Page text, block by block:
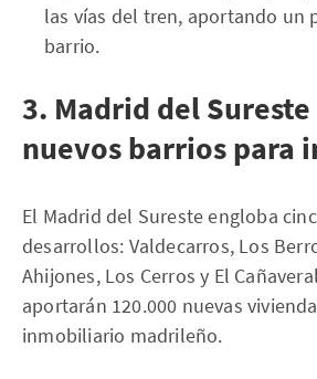
las vías del tren, aportando un
barrio.
3. Madrid del Sureste
nuevos barrios para
El Madrid del Sureste engloba
desarrollos: Valdecarros, Los
Ahijones, Los Cerros y El
aportarán 120.000 nuevas
inmobiliario madrileño.